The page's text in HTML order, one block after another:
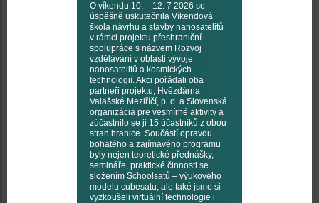
O víkendu 10. – 12. 7 2026 se
úspěšně uskutečnila Víkendová
škola návrhu a stavby nanosatelitů
v rámci projektu přeshraniční
spolupráce s názvem Rozvoj
vzdělávání v oblasti vývoje
nanosatelitů a kosmických
technologií. Akci pořádali oba
partneři projektu, Hvězdárna
Valašské Meziříčí, p. o. a Slovenská
organizácia pre vesmírné aktivity a
zúčastnilo se ji 15 účastníků z obou
stran hranice. Součástí opravdu
bohatého a zajímavého programu
byly nejen teoretické přednášky,
semináře, praktické činnosti se
složením Schoolsatů – výukového
modelu cubesatu, ale také jsme si
vyzkoušeli virtuální technologie i